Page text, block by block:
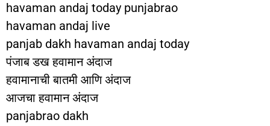
havaman andaj today punjabrao
havaman andaj live
panjab dakh havaman andaj today
पंजाब डख हवामान अंदाज
हवामानाची बातमी आणि अंदाज
आजचा हवामान अंदाज
panjabrao dakh